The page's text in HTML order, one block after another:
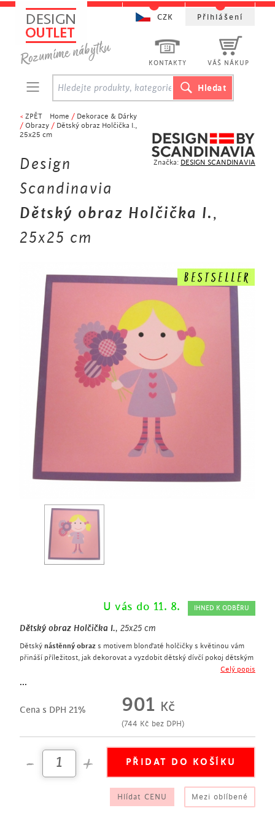
Značka: DESIGN SCANDINAVIA
< ZPĚT Home / Dekorace & Dárky
/ Obrazy / Dětský obraz Holčička I.,
25x25 cm
Design
Scandinavia
Dětský obraz Holčička I.,
25x25 cm
U vás do 11. 8. IHNED K ODBĚRU
Dětský obraz Holčička I., 25x25 cm
Dětský nástěnný obraz s motivem blonďaté holčičky s květinou vám
přináší příležitost, jak dekorovat a vyzdobit dětský dívčí pokoj dětským
a současně elegantním způsobem. Motiv malé holčičky na pozadí
obrazu se navíc stane věrnou kamarádkou a společnicí. Stejný motiv
blonďaté holčičky navíc naleznete také na
...
Celý popis
Cena s DPH 21% 901 Kč
(744 Kč bez DPH)
Hlídat CENU Mezi oblíbené
KONTAKTY VÁŠ NÁKUP
CZK Přihlášení